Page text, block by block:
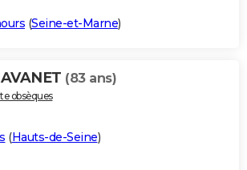
(Seine-et-Marne)
(83 ans)
obsèques
(Hauts-de-Seine)